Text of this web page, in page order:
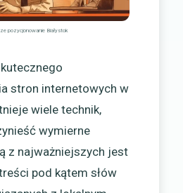
pozycjonowanie Białystok
stron internetowych w
wiele technik,
wymierne
z najważniejszych jest
pod kątem słów